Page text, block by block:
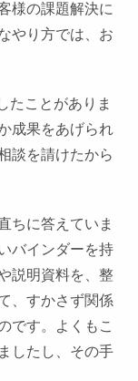
様の課題解決に
やり方では、お
たことがありま
成果をあげられ
談を請けたから
ちに答えていま
バインダーを持
説明資料を、整
、すかさず関係
です。よくもこ
したし、その手